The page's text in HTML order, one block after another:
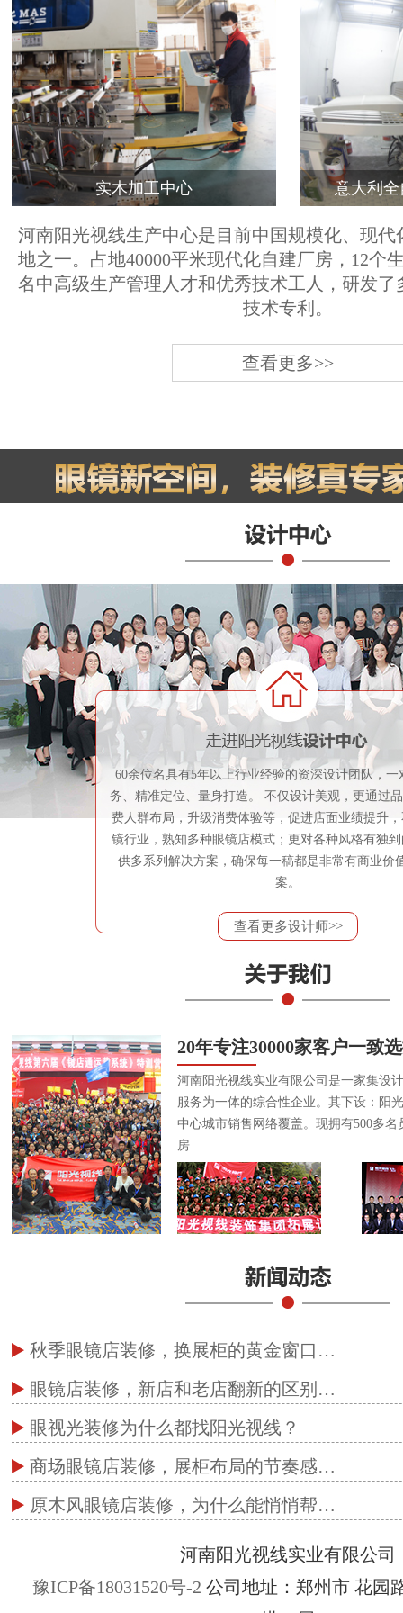
实木加工中心 意大利
河南阳光视线生产中心是目前中国规模化、现代
地之一。占地40000平米现代化自建厂房，12个
名中高级生产管理人才和优秀技术工人，研发了
技术专利。
查看更多>>
60余位名具有5年以上行业经验的资深设计团队，一
务、精准定位、量身打造。 不仅设计美观，更通过
费人群布局，升级消费体验等，促进店面业绩提升
镜行业，熟知多种眼镜店模式；更对各种风格有独
供多系列解决方案，确保每一稿都是非常有商业价
案。
查看更多设计师>>
20年专注30000家客户一致
河南阳光视线实业有限公司是一家集设
服务为一体的综合性企业。其下设：阳
中心城市销售网络覆盖。现拥有500多
房...
秋季眼镜店装修，换展柜的黄金窗口…
眼镜店装修，新店和老店翻新的区别…
眼视光装修为什么都找阳光视线？
商场眼镜店装修，展柜布局的节奏感…
原木风眼镜店装修，为什么能悄悄帮…
河南阳光视线实业有限公司
豫ICP备18031520号-2 公司地址：郑州市 花园